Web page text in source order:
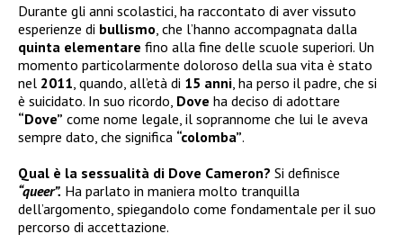
Durante gli anni scolastici, ha raccontato di aver vissuto
esperienze di bullismo , che l’hanno accompagnata dalla
quinta elementare fino alla fine delle scuole superiori. Un
momento particolarmente doloroso della sua vita è stato
nel 2011 , quando, all’età di 15 anni , ha perso il padre, che si
è suicidato. In suo ricordo, Dove ha deciso di adottare
“Dove” come nome legale, il soprannome che lui le aveva
sempre dato, che significa “colomba”.
Qual è la sessualità di Dove Cameron? Si definisce
“queer”. Ha parlato in maniera molto tranquilla
dell’argomento, spiegandolo come fondamentale per il suo
percorso di accettazione.